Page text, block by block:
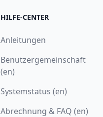
HILFE-CENTER
Anleitungen
Benutzergemeinschaft
(en)
Systemstatus (en)
Abrechnung & FAQ (en)